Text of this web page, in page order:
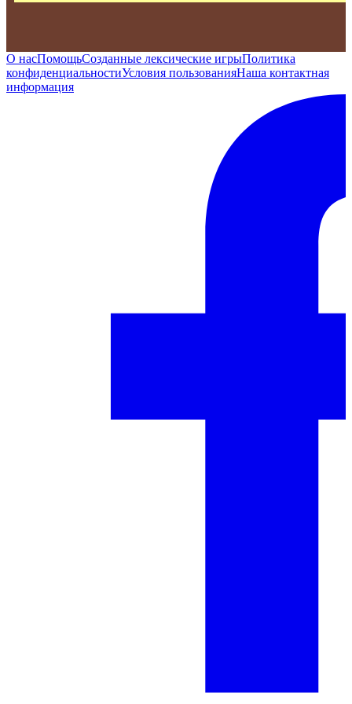
О насПомощьСозданные лексические игрыПолитика
конфиденциальностиУсловия пользованияНаша контактная
информация